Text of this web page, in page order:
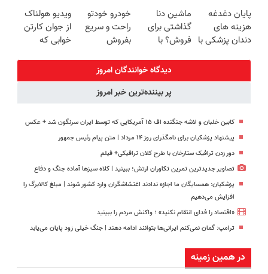
برگردون
(40%off)
(پرسش‌نامه)
درمان کنی؟
((پرسش‌نامه))
پایان دغدغه
هزینه های
دندان پزشکی با
ماشین دنا
گذاشتی برای
فروش؟ با
بفروش
خودرو خودتو
راحت و سریع
بفروش
ویدیو هولناک
از جوان کارتن
خوابی که
دیدگاه خوانندگان امروز
پر بیننده‌ترین خبر امروز
کابین خلبان و لاشه جنگنده اف ۱۵ آمریکایی که توسط ایران سرنگون شد + عکس
پیشنهاد پزشکیان برای نامگذرای روز ۱۴ مرداد | متن پیام رئیس جمهور
دور زدن ترافیک ستارخان با طرح کلان ترافیکی+ فیلم
تصاویر جدیدترین تمرین تکاوران ارتش؛ ببینید | کلاه سبزها آماده جنگ و دفاع
پزشکیان: همسایگان ما اجازه ندادند اغتشاشگران وارد کشور شوند | مبلغ کالابرگ را
افزایش می‌دهیم
«اقتصاد را فدای انتقام نکنید» ؛ واکنش مردم را ببینید
ترامپ: گمان نمی‌کنم ایرانی‌ها بتوانند ادامه دهند | جنگ خیلی زود پایان می‌یابد
در همین زمینه